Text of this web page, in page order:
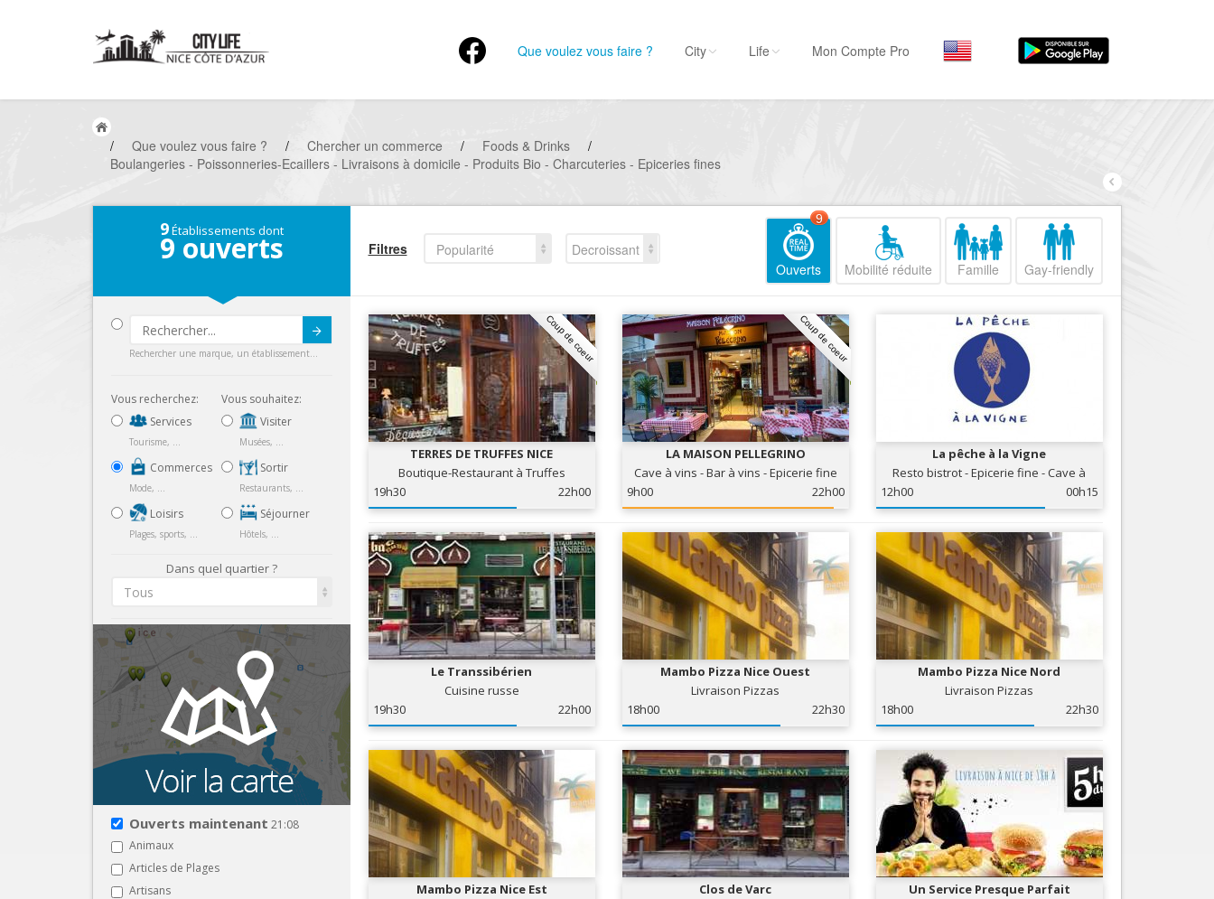
Que voulez vous faire ?
Musées, ...
Sortir
Commerces
Plages, sports, ...
Tourisme, ...
Nice Promenade du
Nice le Port
Nice le Vieux Nice
City Life Mon Compte Pro
/ Que voulez vous faire ? / Chercher un commerce / Foods & Drinks
/
Boulangeries - Poissonneries-Ecaillers - Livraisons à domicile - Produits Bio - Charcuteries - Epiceries fines
9Établissements dont
9 ouverts
Rechercher une marque, un établissement...
Vous recherchez:
Services
Tourisme, ...
Commerces
Mode, ...
Loisirs
Plages, sports, ...
Vous souhaitez:
Visiter
Musées, ...
Sortir
Restaurants, ...
Séjourner
Hôtels, ...
Dans quel quartier ?
Tous
Ouverts maintenant 21:08
Animaux
Articles de Plages
Artisans
Filtres Popularité
Decroissant
Ouverts
9
Mobilité réduite Famille Gay-friendly
Coup de coeur
TERRES DE TRUFFES NICE
Boutique-Restaurant à Truffes
19h30
22h00
Coup de coeur
LA MAISON PELLEGRINO
Cave à vins - Bar à vins - Epicerie fine
9h00
22h00
La pêche à la Vigne
Resto bistrot - Epicerie fine - Cave à
12h00 00h15
Le Transsibérien
Cuisine russe
19h30
22h00
Mambo Pizza Nice Ouest
Livraison Pizzas
18h00
22h30
Mambo Pizza Nice Nord
Livraison Pizzas
18h00
22h30
Mambo Pizza Nice Est
Clos de Varc
Un Service Presque Parfait